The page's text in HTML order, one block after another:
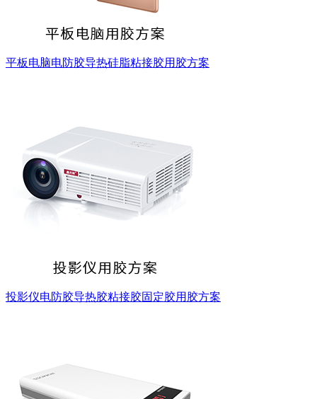
平板电脑电防胶导热硅脂粘接胶用胶方案
投影仪电防胶导热胶粘接胶固定胶用胶方案